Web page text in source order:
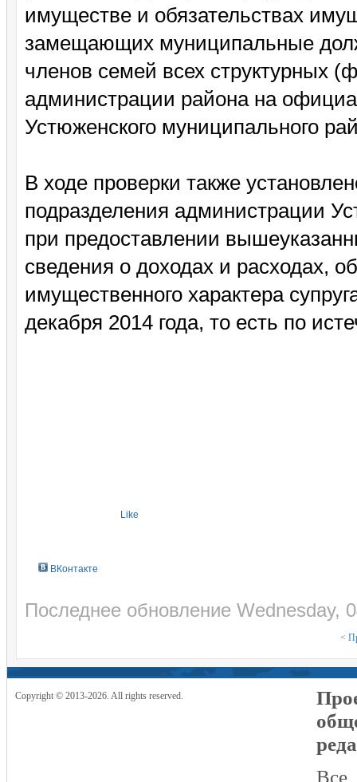
имуществе и обязательствах
замещающих муниципальные
членов семей всех структурных
администрации района на
Устюженского муниципального
В ходе проверки также
подразделения администрации
при предоставлении
сведения о доходах и расходах,
имущественного характера
декабря 2014 года, то есть по
Like
ВКонтакте
Последнее обновление Wednesday,
<
Copyright © 2013-2026. All rights reserved.